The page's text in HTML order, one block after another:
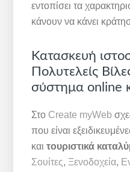
εντοπίσει τα
κάνουν να κάνει
Κατασκευή
Πολυτελείς
σύστημα online
Στο Create myWeb
που είναι
καιτουριστικά
Σουίτες,Ξενοδοχεία,